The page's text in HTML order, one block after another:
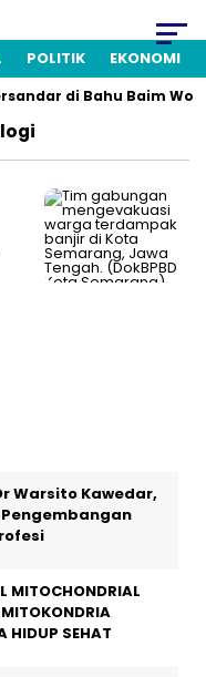
POLITIK EKONOMI
di Bahu Baim
Warsito Kawedar,
MITOCHONDRIAL
HIDUP SEHAT